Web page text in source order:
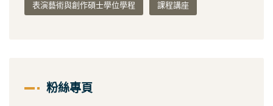
表演藝術與創作碩士學位學程 課程講座
粉絲專頁